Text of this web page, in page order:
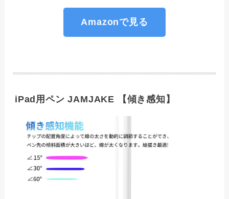
Amazonで見る
iPad用ペン JAMJAKE 【傾き感知】